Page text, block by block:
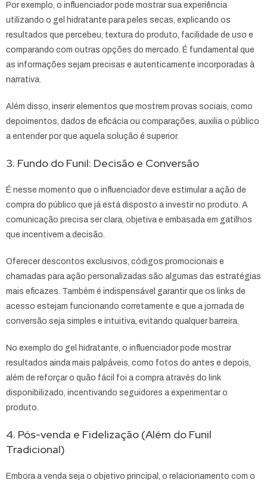
Por exemplo, o influenciador pode mostrar sua experiência
utilizando o gel hidratante para peles secas, explicando os
resultados que percebeu, textura do produto, facilidade de uso e
comparando com outras opções do mercado. É fundamental que
as informações sejam precisas e autenticamente incorporadas à
narrativa.
Além disso, inserir elementos que mostrem provas sociais, como
depoimentos, dados de eficácia ou comparações, auxilia o público
a entender por que aquela solução é superior.
3. Fundo do Funil: Decisão e Conversão
É nesse momento que o influenciador deve estimular a ação de
compra do público que já está disposto a investir no produto. A
comunicação precisa ser clara, objetiva e embasada em gatilhos
que incentivem a decisão.
Oferecer descontos exclusivos, códigos promocionais e
chamadas para ação personalizadas são algumas das estratégias
mais eficazes. Também é indispensável garantir que os links de
acesso estejam funcionando corretamente e que a jornada de
conversão seja simples e intuitiva, evitando qualquer barreira.
No exemplo do gel hidratante, o influenciador pode mostrar
resultados ainda mais palpáveis, como fotos do antes e depois,
além de reforçar o quão fácil foi a compra através do link
disponibilizado, incentivando seguidores a experimentar o
produto.
4. Pós-venda e Fidelização (Além do Funil
Tradicional)
Embora a venda seja o objetivo principal, o relacionamento com o